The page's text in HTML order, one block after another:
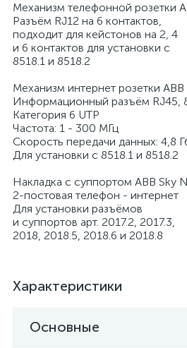
Механизм телефонной розетки
Разъём RJ12 на 6 контактов,
подходит для кейстонов на 2, 4
и 6 контактов для установки с
8518.1 и 8518.2
Механизм интернет розетки
Информационный разъём RJ45,
Категория 6 UTP
Частота: 1 - 300 МГц
Скорость передачи данных: 4,8
Для установки с 8518.1 и 8518.2
Накладка с суппортом ABB Sky
2-постовая телефон - интернет
Для установки разъёмов
и суппортов арт. 2017.2, 2017.3,
2018, 2018.5, 2018.6 и 2018.8
Характеристики
Основные